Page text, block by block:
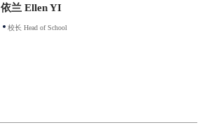
依兰 Ellen YI
校长 Head of School